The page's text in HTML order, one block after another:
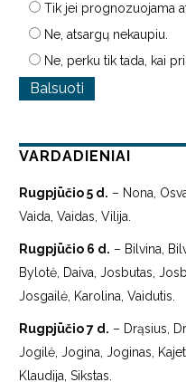
Tik jei prognozuojama
Ne, atsargų nekaupiu.
Ne, perku tik tada, kai
VARDADIENIAI
Rugpjūčio 5 d. – Nona,
Vaida, Vaidas, Vilija.
Rugpjūčio 6 d. – Bilvina,
Bylotė, Daiva, Josbutas,
Josgailė, Karolina, Vaidutis.
Rugpjūčio 7 d. – Drąsius,
Jogilė, Jogina, Joginas,
Klaudija, Sikstas.